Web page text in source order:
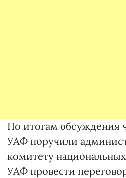
По итогам обсуждения
УАФ поручили
комитету
УАФ провести